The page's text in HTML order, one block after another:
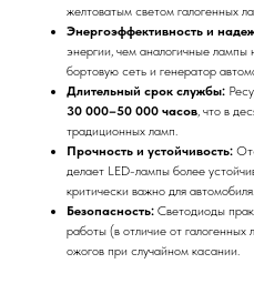
желтоватым светом галогенных
Энергоэффективность и
энергии, чем аналогичные лампы
бортовую сеть и генератор
Длительный срок службы:
30 000–50 000 часов, что в
традиционных ламп.
Прочность и устойчивость:
делает LED-лампы более
критически важно для автомобиля.
Безопасность: Светодиоды
работы (в отличие от галогенных
ожогов при случайном касании.